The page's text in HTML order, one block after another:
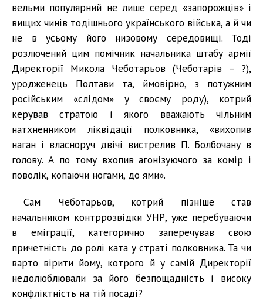
вельми популярний не лише серед «запорожців» і
вищих чинів тодішнього українського війська, а й чи
не в усьому його низовому середовищі. Тоді
розлючений цим помічник начальника штабу армії
Директорії Микола Чеботарьов (Чеботарів – ?),
уродженець Полтави та, ймовірно, з потужним
російським «слідом» у своєму роду), котрий
керував стратою і якого вважають чільним
натхненником ліквідації полковника, «вихопив
наган і власноруч двічі вистрелив П. Болбочану в
голову. А по тому вхопив агонізуючого за комір і
поволік, копаючи ногами, до ями».
Сам Чеботарьов, котрий пізніше став
начальником контррозвідки УНР, уже перебуваючи
в еміграції, категорично заперечував свою
причетність до ролі ката у страті полковника. Та чи
варто вірити йому, котрого й у самій Директорії
недолюблювали за його безпощадність і високу
конфліктність на тій посаді?